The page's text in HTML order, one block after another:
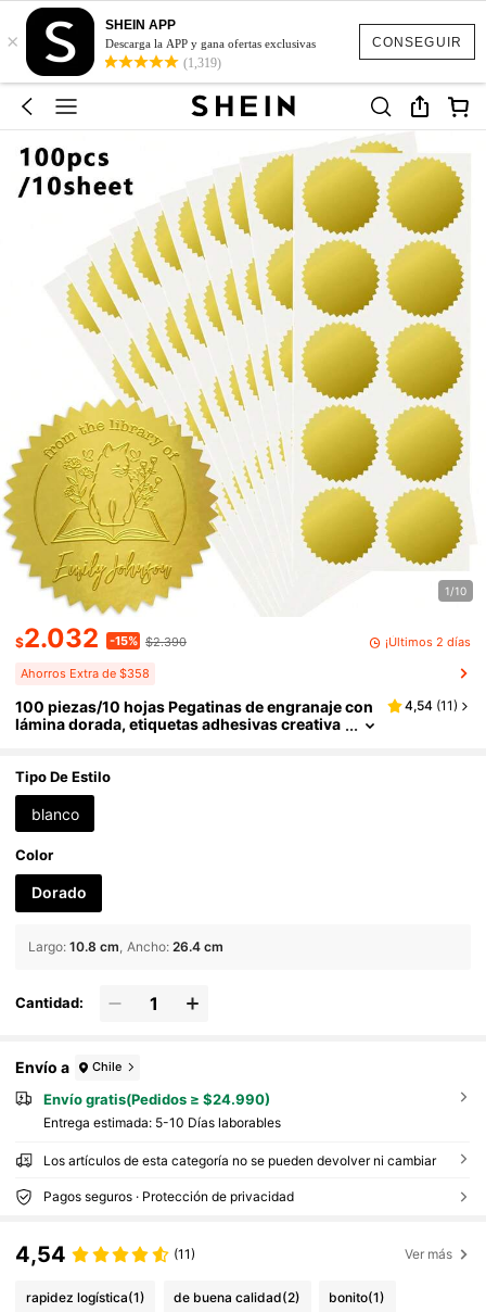
CONSEGUIR
×
SHEIN APP
Descarga la APP y gana ofertas exclusivas
(1,319)
1/10
$2.032 -15% $2.390 ¡Últimos 2 días
Ahorros Extra de $358
100 piezas/10 hojas Pegatinas de engranaje con
lámina dorada, etiquetas adhesivas creativa
colares
4,54 (11)
Tipo De Estilo
blanco
Color
Dorado
Largo: 10.8 cm Ancho: 26.4 cm
Cantidad:
Envío a Chile
Envío gratis(Pedidos ≥ $24.990)
Entrega estimada: 5-10 Días laborables
Los artículos de esta categoría no se pueden devolver ni cambiar
Pagos seguros · Protección de privacidad
4,54 (11) Ver más
rapidez logística(1) de buena calidad(2) bonito(1)